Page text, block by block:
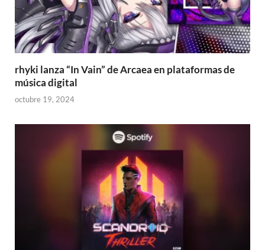
rhyki lanza “In Vain” de Arcaea en plataformas de
música digital
octubre 19, 2024